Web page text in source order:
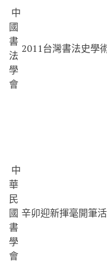
中
國
書
法
學
會
2011台灣書法史學
中
華
民
國
書
學
會
辛卯迎新揮毫開筆